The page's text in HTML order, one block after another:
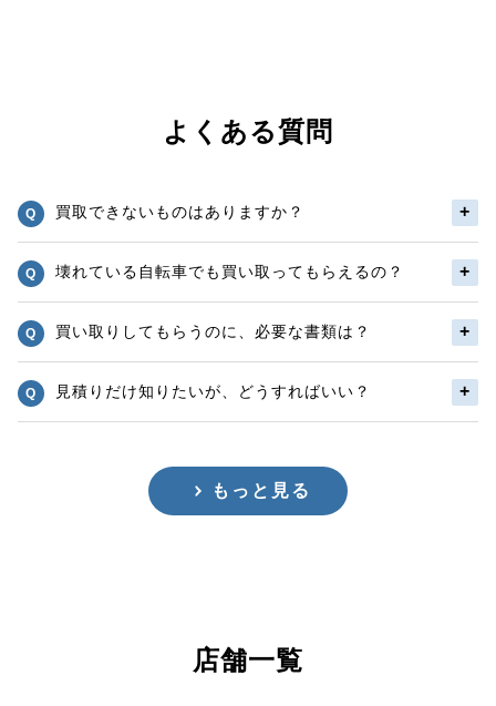
よくある質問
買取できないものはありますか？
壊れている自転車でも買い取ってもらえるの？
買い取りしてもらうのに、必要な書類は？
見積りだけ知りたいが、どうすればいい？
もっと見る
店舗一覧